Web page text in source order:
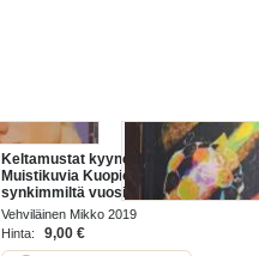
Keltamustat kyyneleet -
Muistikuvia Kuopion Palloseuran
synkimmiltä vuosilta (1995-1998)
Vehviläinen Mikko 2019
Hinta:
9,00 €